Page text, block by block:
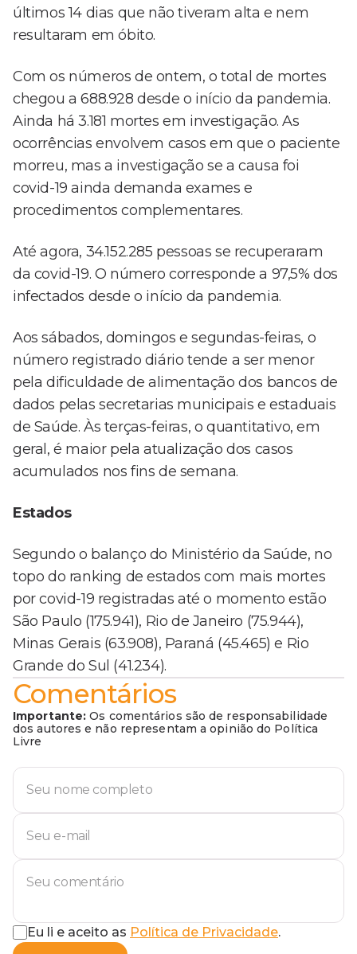
últimos 14 dias que não tiveram alta e nem
resultaram em óbito.
Com os números de ontem, o total de mortes
chegou a 688.928 desde o início da pandemia.
Ainda há 3.181 mortes em investigação. As
ocorrências envolvem casos em que o paciente
morreu, mas a investigação se a causa foi
covid-19 ainda demanda exames e
procedimentos complementares.
Até agora, 34.152.285 pessoas se recuperaram
da covid-19. O número corresponde a 97,5% dos
infectados desde o início da pandemia.
Aos sábados, domingos e segundas-feiras, o
número registrado diário tende a ser menor
pela dificuldade de alimentação dos bancos de
dados pelas secretarias municipais e estaduais
de Saúde. Às terças-feiras, o quantitativo, em
geral, é maior pela atualização dos casos
acumulados nos fins de semana.
Estados
Segundo o balanço do Ministério da Saúde, no
topo do ranking de estados com mais mortes
por covid-19 registradas até o momento estão
São Paulo (175.941), Rio de Janeiro (75.944),
Minas Gerais (63.908), Paraná (45.465) e Rio
Grande do Sul (41.234).
Comentários
Importante: Os comentários são de responsabilidade
dos autores e não representam a opinião do Política
Livre
Eu li e aceito as Política de Privacidade.